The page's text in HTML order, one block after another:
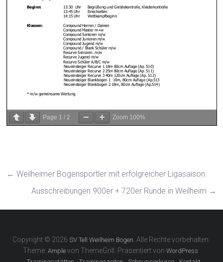
Page 1 /2 Zoom 100%
← Weilheimer Bogensportler mit erfolgreicher Ligasaison
Ausschreibungen 900er + 720er Runde in Weilheim →
Copyright © 2026SV Tell Weilheim Bogen . Alle Rechte vorbehalten.
Theme:Ample von ThemeGrill. Präsentiert vonWordPress